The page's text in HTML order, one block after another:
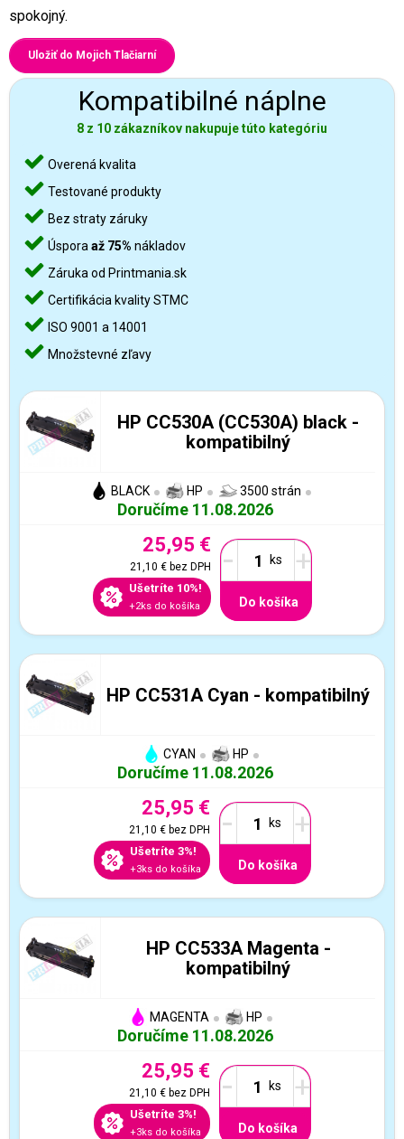
spokojný.
Uložiť do Mojich Tlačiarní
Kompatibilné náplne
8 z 10 zákazníkov nakupuje túto kategóriu
Overená kvalita
Testované produkty
Bez straty záruky
Úspora až 75% nákladov
Záruka od Printmania.sk
Certifikácia kvality STMC
ISO 9001 a 14001
Množstevné zľavy
HP CC530A (CC530A) black -
kompatibilný
BLACK HP 3500 strán
Doručíme 11.08.2026
25,95 €
21,10 €bez DPH
Ušetríte 10%!
+2ks do košíka
- +
Do košíka
HP CC531A Cyan - kompatibilný
CYAN HP
Doručíme 11.08.2026
25,95 €
21,10 €bez DPH
Ušetríte 3%!
+3ks do košíka
- +
Do košíka
HP CC533A Magenta -
kompatibilný
MAGENTA HP
Doručíme 11.08.2026
25,95 €
21,10 €bez DPH
Ušetríte 3%!
+3ks do košíka
- +
Do košíka